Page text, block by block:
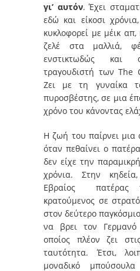
γι’ αυτόν. Έχει
εδώ και είκοσι
κυκλοφορεί με μέικ απ,
ζελέ στα μαλλιά,
ενστικτωδώς και
τραγουδιστή των The
Ζει με τη γυναίκα
πυροσβέστης, σε μια
χρόνο του κάνοντας
Η ζωή του παίρνει
όταν πεθαίνει ο
δεν είχε την
χρόνια. Στην
Eβραίος πατέρας
κρατούμενος σε
στον δεύτερο
να βρει τον
οποίος πλέον ζει
ταυτότητα. Έτσι,
μοναδικό μπούσουλα